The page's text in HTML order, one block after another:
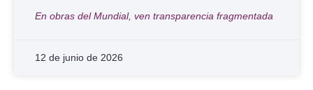
En obras del Mundial, ven transparencia fragmentada
12 de junio de 2026